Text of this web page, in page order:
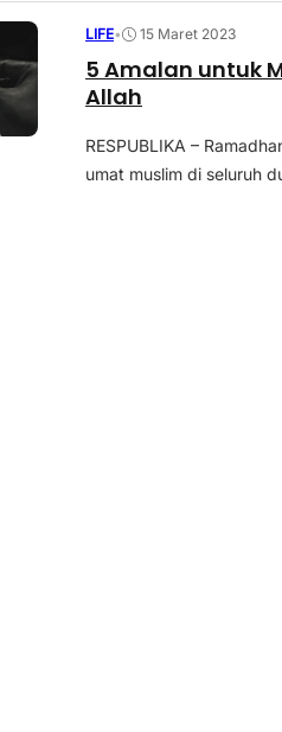
LIFE• 15 Maret 2023
5 Amalan untuk
Allah
RESPUBLIKA –
umat muslim di seluruh